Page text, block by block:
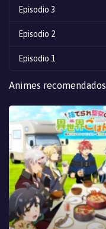
Episodio 3
Episodio 2
Episodio 1
Animes recomendados